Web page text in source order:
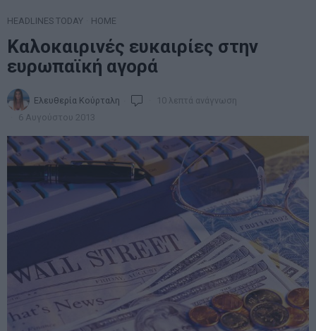
HEADLINES TODAY HOME
Καλοκαιρινές ευκαιρίες στην
ευρωπαϊκή αγορά
Ελευθερία Κούρταλη
10 λεπτά ανάγνωση
6 Αυγούστου 2013